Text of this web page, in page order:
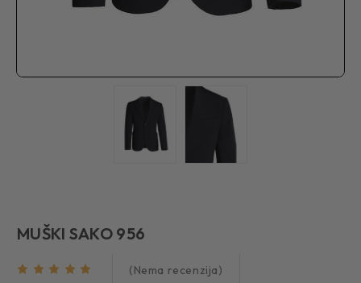
MUŠKI SAKO 956
(Nema recenzija)